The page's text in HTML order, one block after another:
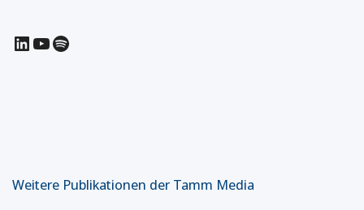
LinkedIn
YouTube
Spotify
Weitere Publikationen der Tamm Media